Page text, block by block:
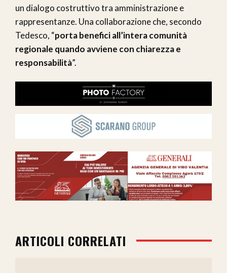
un dialogo costruttivo tra amministrazione e
rappresentanze. Una collaborazione che, secondo
Tedesco, “porta benefici all’intera comunità
regionale quando avviene con chiarezza e
responsabilità”.
ARTICOLI CORRELATI